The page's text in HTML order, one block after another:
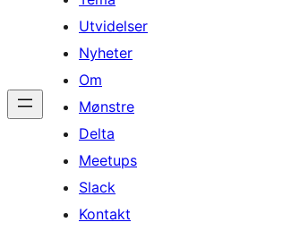
Utvidelser
Nyheter
Om
Mønstre
Delta
Meetups
Slack
Kontakt